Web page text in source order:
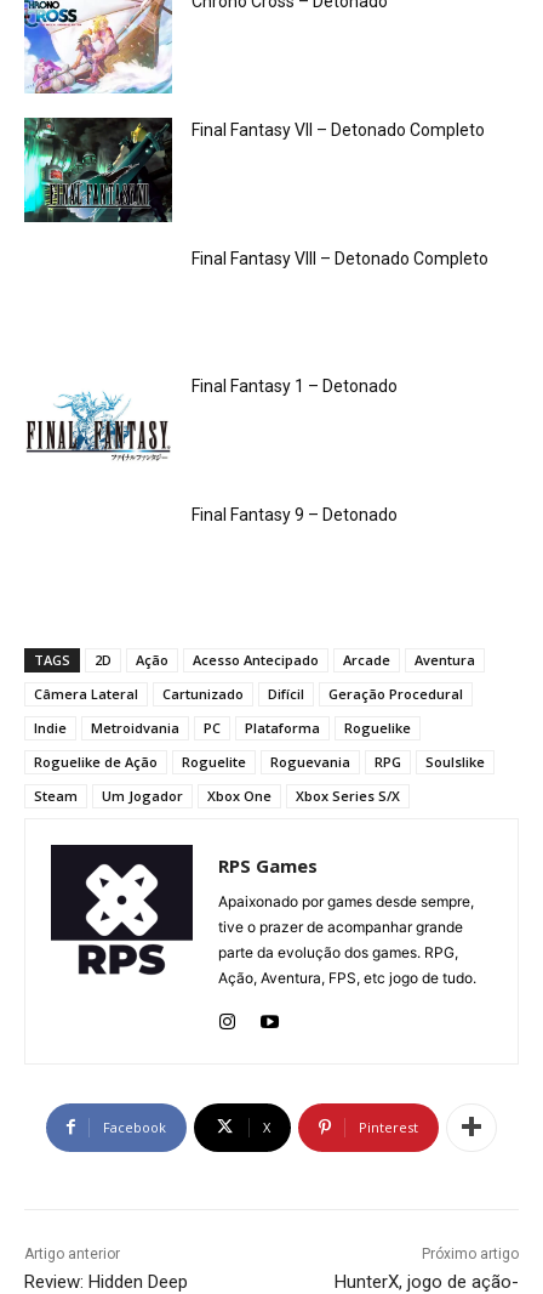
Final Fantasy VII – Detonado Completo
Final Fantasy VIII – Detonado Completo
Final Fantasy 1 – Detonado
Final Fantasy 9 – Detonado
TAGS 2D Ação Acesso Antecipado Arcade
Aventura
Câmera Lateral
Cartunizado Difícil
Geração Procedural
Indie
Metroidvania PC Plataforma
Roguelike
Roguelike de Ação
Roguelite Roguevania RPG
Soulslike
Steam
Um Jogador Xbox One Xbox Series S/X
RPS Games
Apaixonado por games desde sempre,
tive o prazer de acompanhar grande
parte da evolução dos games. RPG,
Ação, Aventura, FPS, etc jogo de tudo.
Facebook X Pinterest
Artigo anterior
Review: Hidden Deep
Próximo artigo
HunterX, jogo de ação-